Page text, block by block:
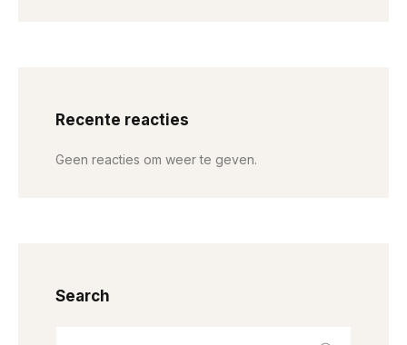
Recente reacties
Geen reacties om weer te geven.
Search